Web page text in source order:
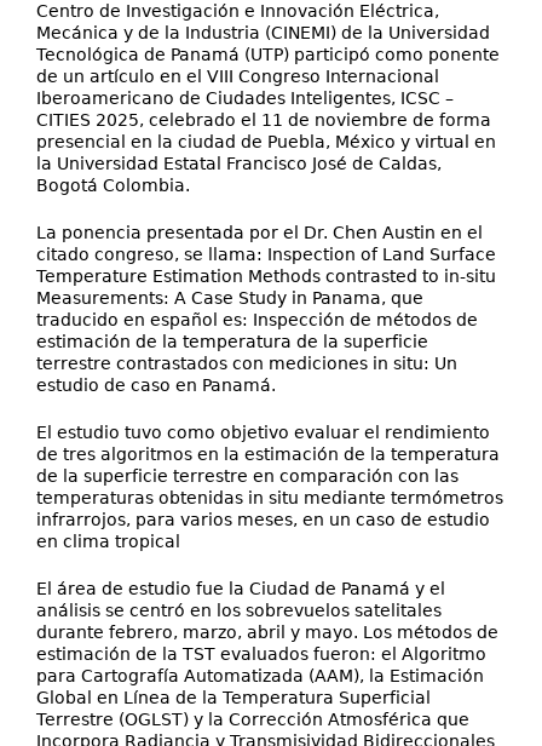
Centro de Investigación e Innovación Eléctrica,
Mecánica y de la Industria (CINEMI) de la Universidad
Tecnológica de Panamá (UTP) participó como ponente
de un artículo en el VIII Congreso Internacional
Iberoamericano de Ciudades Inteligentes, ICSC –
CITIES 2025, celebrado el 11 de noviembre de forma
presencial en la ciudad de Puebla, México y virtual en
la Universidad Estatal Francisco José de Caldas,
Bogotá Colombia.
La ponencia presentada por el Dr. Chen Austin en el
citado congreso, se llama: Inspection of Land Surface
Temperature Estimation Methods contrasted to in-situ
Measurements: A Case Study in Panama, que
traducido en español es: Inspección de métodos de
estimación de la temperatura de la superficie
terrestre contrastados con mediciones in situ: Un
estudio de caso en Panamá.
El estudio tuvo como objetivo evaluar el rendimiento
de tres algoritmos en la estimación de la temperatura
de la superficie terrestre en comparación con las
temperaturas obtenidas in situ mediante termómetros
infrarrojos, para varios meses, en un caso de estudio
en clima tropical
El área de estudio fue la Ciudad de Panamá y el
análisis se centró en los sobrevuelos satelitales
durante febrero, marzo, abril y mayo. Los métodos de
estimación de la TST evaluados fueron: el Algoritmo
para Cartografía Automatizada (AAM), la Estimación
Global en Línea de la Temperatura Superficial
Terrestre (OGLST) y la Corrección Atmosférica que
Incorpora Radiancia y Transmisividad Bidireccionales